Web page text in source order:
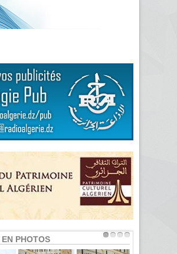
PHOTOS